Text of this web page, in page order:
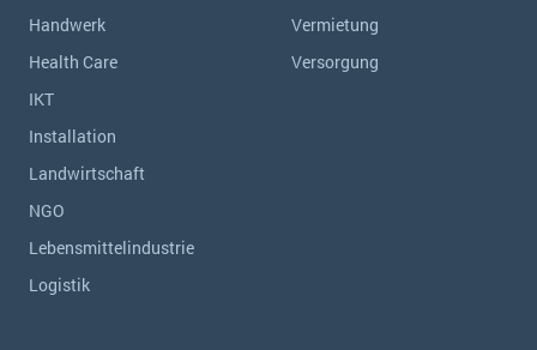
Handwerk
Health Care
IKT
Installation
Landwirtschaft
NGO
Lebensmittelindustrie
Logistik
Vermietung
Versorgung